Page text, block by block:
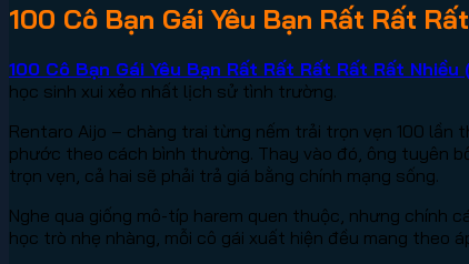
100 Cô Bạn Gái Yêu Bạn Rất Rất
100 Cô Bạn Gái Yêu Bạn Rất Rất Rất Rất Rất Nhiều
học sinh xui xẻo nhất lịch sử tình trường.
Rentaro Aijo – chàng trai từng nếm trải trọn vẹn 100
phước theo cách bình thường. Thay vào đó, ông tuyên
trọn vẹn, cả hai sẽ phải trả giá bằng chính mạng sống.
Nghe qua giống mô-típ harem quen thuộc, nhưng chính
học trò nhẹ nhàng, mỗi cô gái xuất hiện đều mang